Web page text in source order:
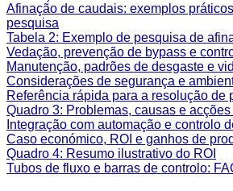
Afinação de caudais: exemplos
pesquisa
Tabela 2: Exemplo de pesquisa de
Vedação, prevenção de bypass e
Manutenção, padrões de desgaste e
Considerações de segurança e
Referência rápida para a resolução de
Quadro 3: Problemas, causas e
Integração com automação e controlo
Caso económico, ROI e ganhos de
Quadro 4: Resumo ilustrativo do ROI
Tubos de fluxo e barras de controlo: